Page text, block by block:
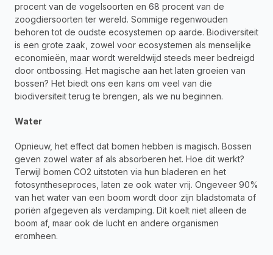
procent van de vogelsoorten en 68 procent van de
zoogdiersoorten ter wereld. Sommige regenwouden
behoren tot de oudste ecosystemen op aarde. Biodiversiteit
is een grote zaak, zowel voor ecosystemen als menselijke
economieën, maar wordt wereldwijd steeds meer bedreigd
door ontbossing. Het magische aan het laten groeien van
bossen? Het biedt ons een kans om veel van die
biodiversiteit terug te brengen, als we nu beginnen.
Water
Opnieuw, het effect dat bomen hebben is magisch. Bossen
geven zowel water af als absorberen het. Hoe dit werkt?
Terwijl bomen CO2 uitstoten via hun bladeren en het
fotosyntheseproces, laten ze ook water vrij. Ongeveer 90%
van het water van een boom wordt door zijn bladstomata of
poriën afgegeven als verdamping. Dit koelt niet alleen de
boom af, maar ook de lucht en andere organismen
eromheen.